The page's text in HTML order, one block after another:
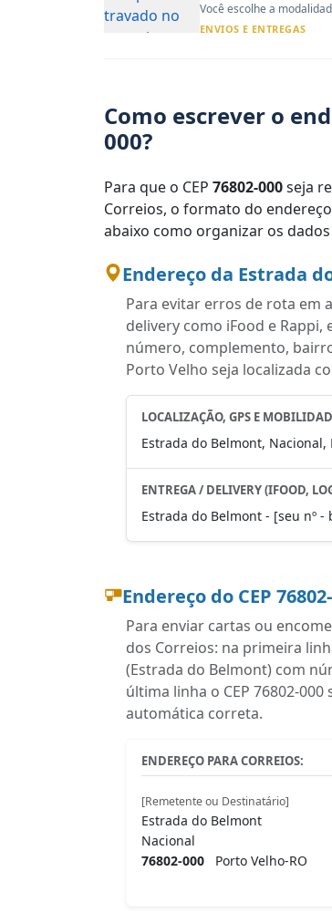
Você escolhe a
ENVIOS E ENTREGAS
Como escrever o
000?
Para que o CEP 76802-000seja
Correios, o formato do
abaixo como organizar os
Endereço da Estrada
Para evitar erros de rota em
delivery como iFood e
número, complemento,
Porto Velho seja localizada
LOCALIZAÇÃO, GPS E
Estrada do Belmont, Nacional,
ENTREGA / DELIVERY (IFOOD,
Estrada do Belmont - [seu nº -
Endereço do CEP
Para enviar cartas ou
dos Correios: na primeira
(Estrada do Belmont) com
última linha o CEP 76802-
automática correta.
ENDEREÇO PARA CORREIOS:
[Remetente ou Destinatário]
Estrada do Belmont
Nacional
76802-000 Porto Velho-RO